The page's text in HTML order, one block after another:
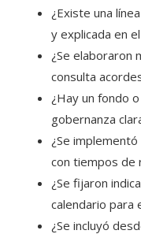
¿Existe una
y explicada en
¿Se elaboraron
consulta
¿Hay un fondo
gobernanza
¿Se
con tiempos de
¿Se fijaron
calendario para
¿Se incluyó